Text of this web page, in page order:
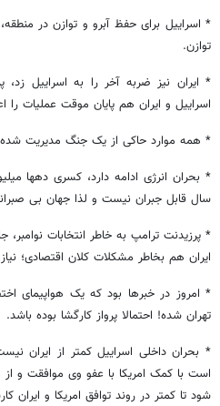
* اسراییل برای حفظ آبرو و توازن در
توازن.
* ایران نیز ضربه آخر را به اسراییل
اسراییل و ایران هم پایان موقت عملیات را
* همه موارد حاکی از یک جنگ مدیریت
* بحران انرژی ادامه دارد، کسری دهها
سال قابل جبران نیست و لذا جهان بی
* پرزیدنت ترامپ به خاطر انتخابات نوامبر،
ایران هم بخاطر مشکلات کلان اقتصادی؛
* امروز در خبرها بود که یک هواپیمای
تهران شده! احتمالا پرواز کارگشا بوده باشد.
* بحران داخلی اسراییل کمتر از ایران
است با کمک امریکا با عفو وی موافقت و
شود تا کمتر در روند توافق امریکا و ایران